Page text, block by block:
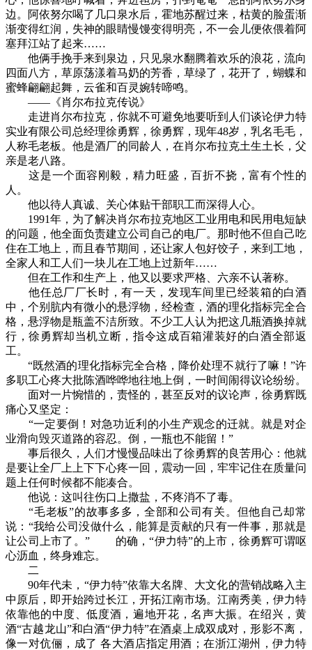
边。阿依努尔喝了几口泉水后，霍地苏醒过来，枯黄的脸蛋渐
渐变得红润，失神的眼睛慢馒变得明亮，不一会儿便依偎着阿
塞拜江站了起来……
他俩手挽手来到泉边，只见泉水翻腾着欢乐的浪花，流向
四面八方，草原荡漾着马奶的芳香，草绿了，花开了，蝴蝶和
蜜蜂翩翩起舞，云雀和百灵婉转啼鸣。
——《肖尔布拉克传说》
走进肖尔布拉克，你就不可避免地要听到人们谈论伊力特
实业有限公司总经理徐勇辉，徐勇辉，现年48岁，乳名毛毛，
人称毛老板。他是酒厂的同龄人，在肖尔布拉克土生土长，父
亲是老八路。
这是一个面容刚毅，精力旺盛，百折不挠，富有个性的
人。
他以待人真诚、关心体贴干部职工而深得人心。
1991年，为了解决肖尔布拉克地区工业用电和民用电短缺
的问题，他全面负责建立公司自己的电厂。那时他不但自己吃
住在工地上，而且春节期间，还让家人包好饺子，来到工地，
全家人和工人们一块儿在工地上过新年……
但在工作和生产上，他又以要求严格、六亲不认著称。
他任总厂厂长时，有一天，发现车间里已经装箱的白酒
中，个别肮内有微小的悬浮物，经检查，酒的理化指标完全合
格，悬浮物是瓶盖不洁所致。不少工人认为把这几瓶酒换掉就
行，徐勇辉却当机立断，指令这成百箱灌装好的白酒全部返
工。
“既然酒的理化指标完全合格，降价处理不就行了嘛！”许
多职工心疼大批陈酒哗哗地往地上倒，一时间闹得议论纷纷。
面对一片惋惜的，责怪的，甚至反对的议论声，徐勇辉既
痛心又坚定：
“一定要倒！对急功近利的小生产观念的迁就。就是对企
业滑向毁灭道路的容忍。倒，一瓶也不能留！”
事后很久，人们才慢慢品味出了徐勇辉的良苦用心：他就
是要让全厂上上下下心疼一回，震动一回，牢牢记住在质量问
题上任何时候都不能凑合。
他说：这叫往伤口上撒盐，不疼消不了毒。
“毛老板”的故事多多，全部和公司有关。但他自己却常
说：“我给公司没做什么，能算是贡献的只有一件事，那就是
让公司上市了。” 的确，“伊力特”的上市，徐勇辉可谓呕
心沥血，终身难忘。
二
90年代未，“伊力特”依靠大名牌、大文化的营销战略入主
中原后，即开始跨过长江，开拓江南市场。江南秀美，伊力特
依靠他的中度、低度酒，遍地开花，名声大振。在绍兴，黄
酒“古越龙山”和白酒“伊力特”在酒桌上成双成对，形影不离，
像一对伉俪，成了 各大酒店指定用酒；在浙江湖州，伊力特